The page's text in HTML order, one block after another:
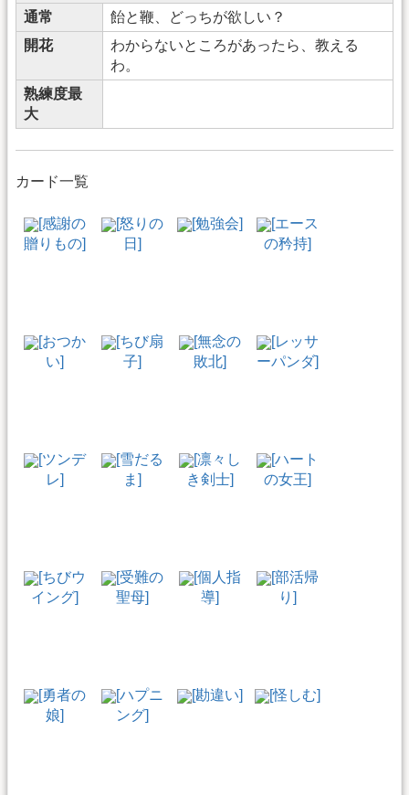
通常
飴と鞭、どっちが欲しい？
開花
わからないところがあったら、教える
わ。
熟練度最
大
カード一覧
[感謝の
贈りもの]
[怒りの
日]
[勉強会]
[エース
の矜持]
[おつか
い]
[ちび扇
子]
[無念の
敗北]
[レッサ
ーパンダ]
[ツンデ
レ]
[雪だる
ま]
[凛々し
き剣士]
[ハート
の女王]
[ちびウ
イング]
[受難の
聖母]
[個人指
導]
[部活帰
り]
[勇者の
娘]
[ハプニ
ング]
[勘違い] [怪しむ]